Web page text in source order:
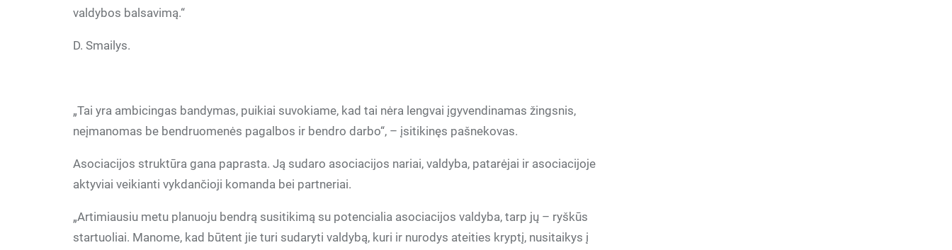
valdybos balsavimą.“
D. Smailys.
„Tai yra ambicingas bandymas, puikiai suvokiame, kad tai nėra lengvai įgyvendinamas žingsnis,
neįmanomas be bendruomenės pagalbos ir bendro darbo“, – įsitikinęs pašnekovas.
Asociacijos struktūra gana paprasta. Ją sudaro asociacijos nariai, valdyba, patarėjai ir asociacijoje
aktyviai veikianti vykdančioji komanda bei partneriai.
„Artimiausiu metu planuoju bendrą susitikimą su potencialia asociacijos valdyba, tarp jų – ryškūs
startuoliai. Manome, kad būtent jie turi sudaryti valdybą, kuri ir nurodys ateities kryptį, nusitaikys į